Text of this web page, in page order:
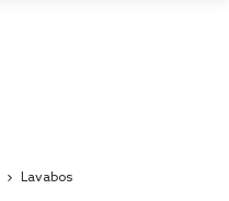
Lavabos